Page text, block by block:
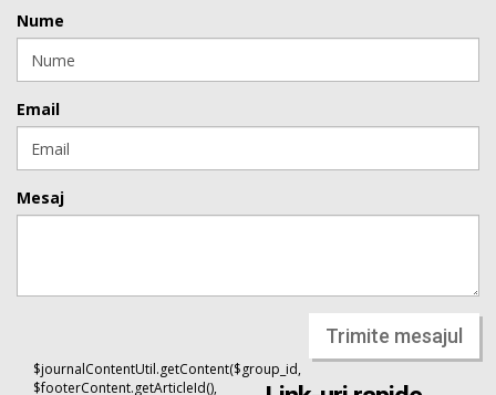
Nume
Email
Mesaj
Trimite mesajul
$journalContentUtil.getContent($group_id,
$footerContent.getArticleId(),